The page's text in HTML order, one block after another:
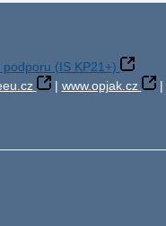
(IS KP21+)
| www.opjak.cz |